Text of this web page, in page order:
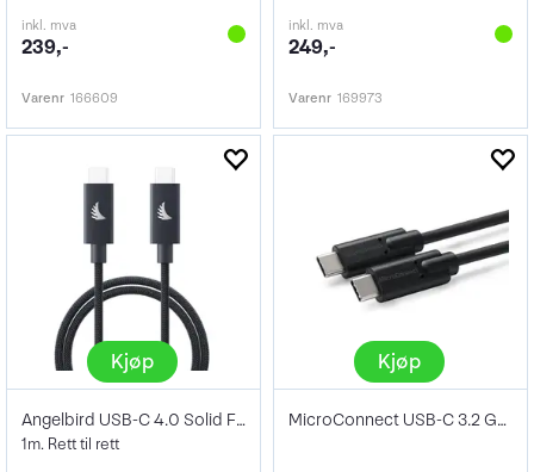
inkl. mva
239,-
Varenr 166609
inkl. mva
249,-
Varenr 169973
Kjøp
Angelbird USB-C 4.0 Solid Flex Blue 1m
1m. Rett til rett
Kjøp
MicroConnect USB-C 3.2 Gen2 Sort 1m